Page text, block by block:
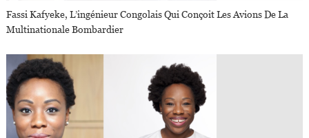
Fassi Kafyeke, L’ingénieur Congolais Qui Conçoit Les Avions De La
Multinationale Bombardier